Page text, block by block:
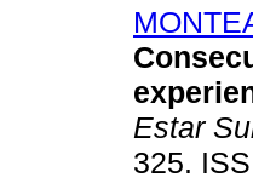
Estar
325.